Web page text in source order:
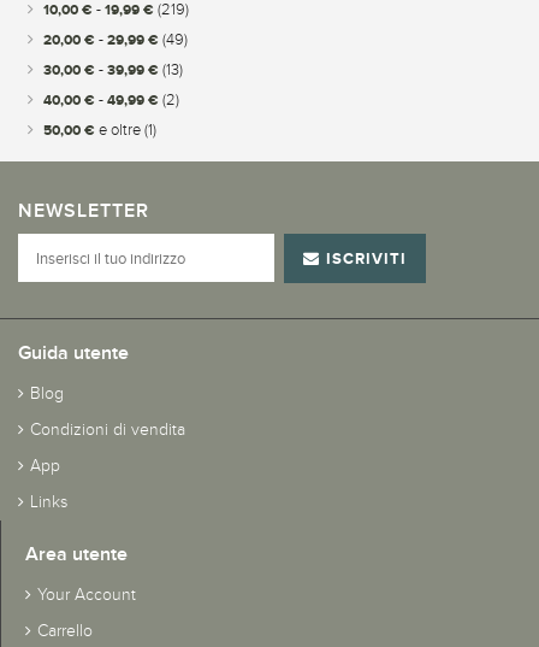
10,00 € - 19,99 € (219)
20,00 € - 29,99 € (49)
30,00 € - 39,99 € (13)
40,00 € - 49,99 € (2)
50,00 € e oltre (1)
NEWSLETTER
ISCRIVITI
Guida utente
Blog
Condizioni di vendita
App
Links
Area utente
Your Account
Carrello